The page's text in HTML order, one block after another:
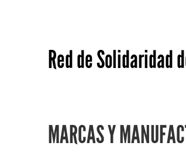
Red de Solidaridad
MARCAS Y